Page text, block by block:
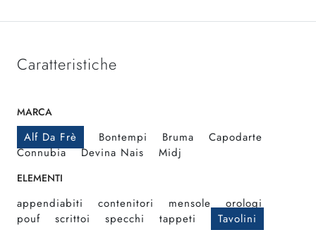
Caratteristiche
MARCA
Alf Da Frè Bontempi Bruma
Capodarte
Connubia
Devina Nais Midj
ELEMENTI
appendiabiti contenitori mensole
orologi
pouf
scrittoi specchi tappeti Tavolini